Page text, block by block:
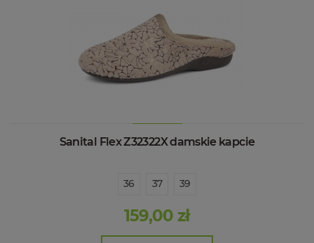
Sanital Flex Z32322X damskie kapcie
36 37 39
159,00 zł